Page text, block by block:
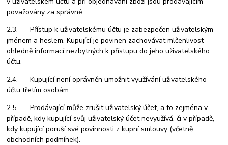
považovány za správné.
2.3. Přístup k uživatelskému účtu je zabezpečen uživatelským
jménem a heslem. Kupující je povinen zachovávat mlčenlivost
ohledně informací nezbytných k přístupu do jeho uživatelského
účtu.
2.4. Kupující není oprávněn umožnit využívání uživatelského
účtu třetím osobám.
2.5. Prodávající může zrušit uživatelský účet, a to zejména v
případě, kdy kupující svůj uživatelský účet nevyužívá, či v případě,
kdy kupující poruší své povinnosti z kupní smlouvy (včetně
obchodních podmínek).